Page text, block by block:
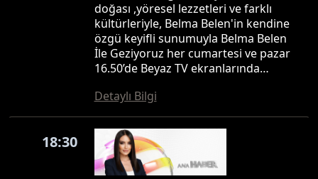
doğası ,yöresel lezzetleri ve farklı
kültürleriyle, Belma Belen'in kendine
özgü keyifli sunumuyla Belma Belen
İle Geziyoruz her cumartesi ve pazar
16.50’de Beyaz TV ekranlarında…
Detaylı Bilgi
18:30